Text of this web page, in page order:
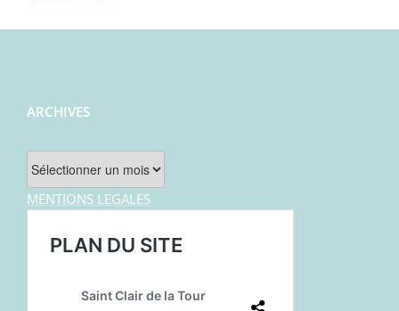
ARCHIVES
Archives
MENTIONS LEGALES